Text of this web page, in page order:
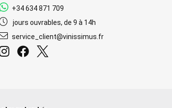
+34 634 871 709
jours ouvrables, de 9 à 14h
service_client@vinissimus.fr